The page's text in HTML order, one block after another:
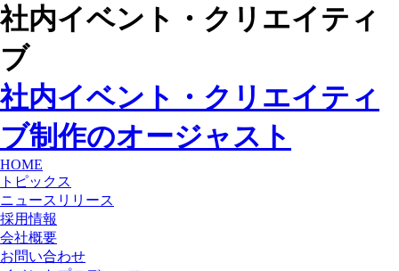
社内イベント・クリエイティ
ブ
社内イベント・クリエイティ
ブ制作のオージャスト
HOME
トピックス
ニュースリリース
採用情報
会社概要
お問い合わせ